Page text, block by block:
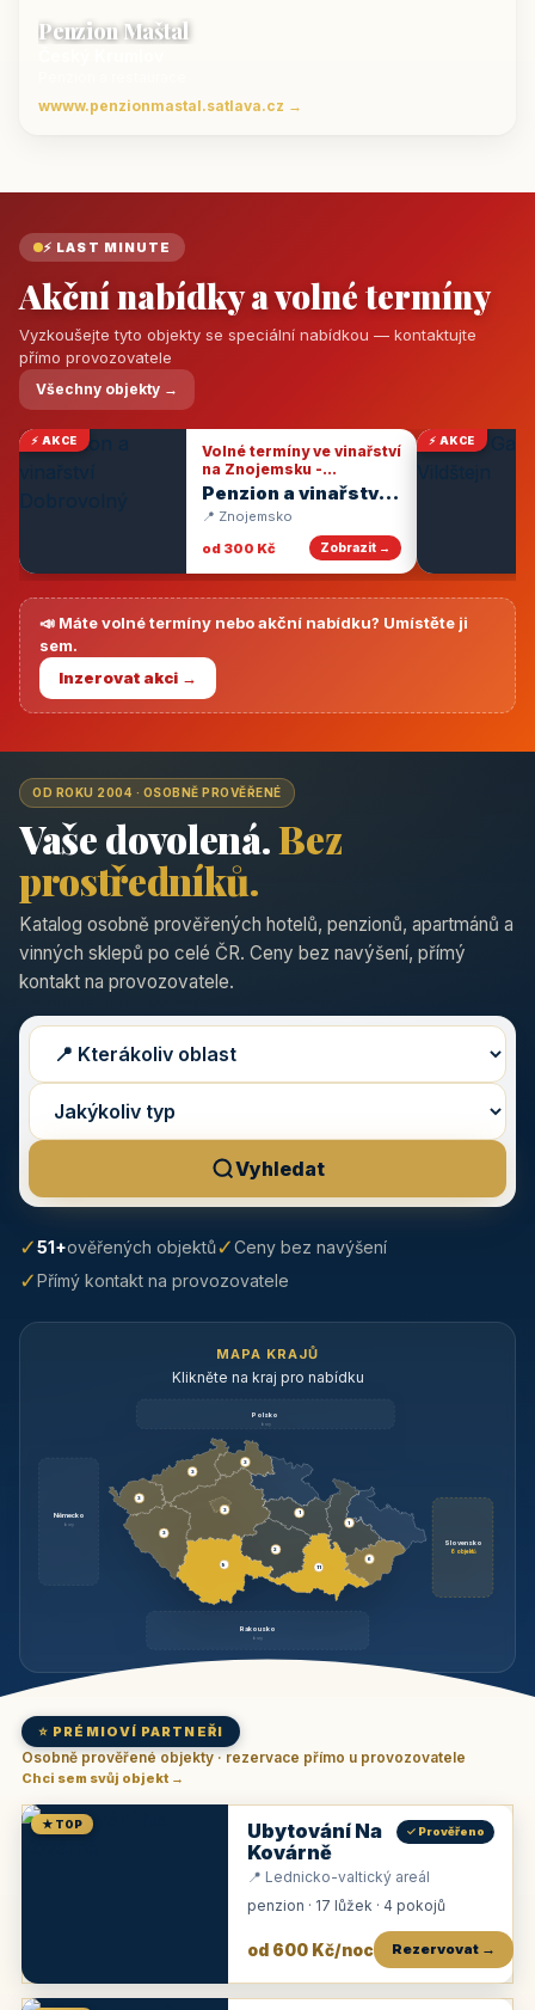
Penzion Maštal
wwww.penzionmastal.satlava.cz →
⚡ LAST MINUTE
Akční nabídky a volné termíny
Vyzkoušejte tyto objekty se speciální nabídkou — kontaktujte
přímo provozovatele
Všechny objekty →
⚡ AKCE
Volné termíny ve vinařství
na Znojemsku -
degustace vín
Penzion a vinařství
Dobrovolný
📍 Znojemsko
od 300 Kč
Zobrazit →
⚡ AKCE
📣 Máte volné termíny nebo akční nabídku? Umístěte ji
sem.
Inzerovat akci →
OD ROKU 2004 · OSOBNĚ PROVĚŘENÉ
Vaše dovolená.Bez
prostředníků.
Katalog osobně prověřených hotelů, penzionů, apartmánů a
vinných sklepů po celé ČR. Ceny bez navýšení, přímý
kontakt na provozovatele.
Vyhledat
✓51+ověřených objektů✓Ceny bez navýšení
✓Přímý kontakt na provozovatele
MAPA KRAJŮ
Klikněte na kraj pro nabídku
Polsko
brzy
Německo
brzy
Slovensko
6 objektů
Rakousko
brzy
3
9
3
3
3
3
1
2
11
1
6
⭐ PRÉMIOVÍ PARTNEŘI
Osobně prověřené objekty · rezervace přímo u provozovatele
Chci sem svůj objekt →
★ TOP
Ubytování Na
Kovárně
✓ Prověřeno
📍 Lednicko-valtický areál
penzion · 17 lůžek · 4 pokojů
od 600 Kč/noc Rezervovat →